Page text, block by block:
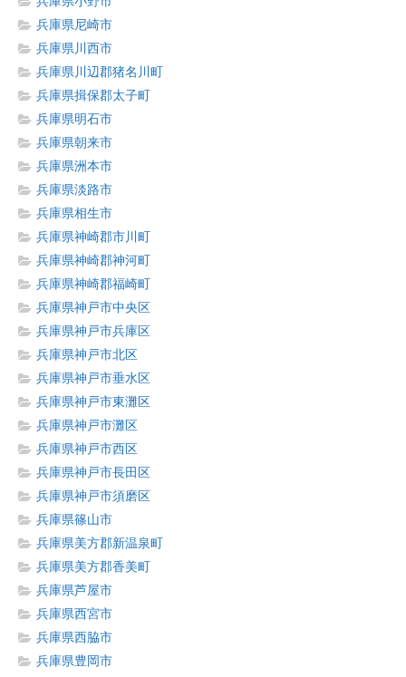
兵庫県尼崎市
兵庫県川西市
兵庫県川辺郡猪名川町
兵庫県揖保郡太子町
兵庫県明石市
兵庫県朝来市
兵庫県洲本市
兵庫県淡路市
兵庫県相生市
兵庫県神崎郡市川町
兵庫県神崎郡神河町
兵庫県神崎郡福崎町
兵庫県神戸市中央区
兵庫県神戸市兵庫区
兵庫県神戸市北区
兵庫県神戸市垂水区
兵庫県神戸市東灘区
兵庫県神戸市灘区
兵庫県神戸市西区
兵庫県神戸市長田区
兵庫県神戸市須磨区
兵庫県篠山市
兵庫県美方郡新温泉町
兵庫県美方郡香美町
兵庫県芦屋市
兵庫県西宮市
兵庫県西脇市
兵庫県豊岡市